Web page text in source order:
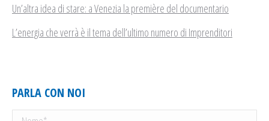
Un’altra idea di stare: a Venezia la première del documentario
L’energia che verrà è il tema dell’ultimo numero di Imprenditori
PARLA CON NOI